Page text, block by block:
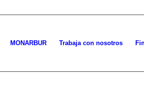
MONARBUR Trabaja con nosotros